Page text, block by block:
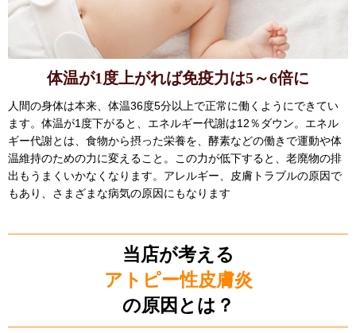
体温が1度上がれば免疫力は5～6倍に
人間の身体は本来、体温36度5分以上で正常に働くようにできてい
ます。体温が1度下がると、エネルギー代謝は12％ダウン。エネル
ギー代謝とは、食物から摂った栄養を、酵素などの働きで運動や体
温維持のための力に変えること。この力が低下すると、老廃物の排
出もうまくいかなくなります。アレルギー、皮膚トラブルの原因で
もあり、さまざまな病気の原因にもなります
当店が考える
アトピー性皮膚炎
の原因とは？